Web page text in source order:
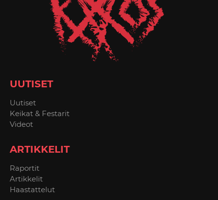
UUTISET
Uutiset
Keikat & Festarit
Videot
ARTIKKELIT
Raportit
Artikkelit
Haastattelut